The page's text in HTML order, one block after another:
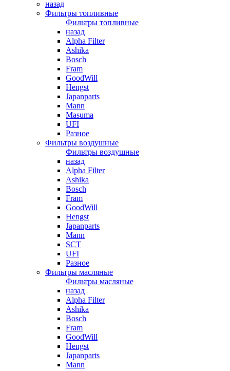
назад
Фильтры топливные
Фильтры топливные
назад
Alpha Filter
Ashika
Bosch
Fram
GoodWill
Hengst
Japanparts
Mann
Masuma
UFI
Разное
Фильтры воздушные
Фильтры воздушные
назад
Alpha Filter
Ashika
Bosch
Fram
GoodWill
Hengst
Japanparts
Mann
SCT
UFI
Разное
Фильтры масляные
Фильтры масляные
назад
Alpha Filter
Ashika
Bosch
Fram
GoodWill
Hengst
Japanparts
Mann